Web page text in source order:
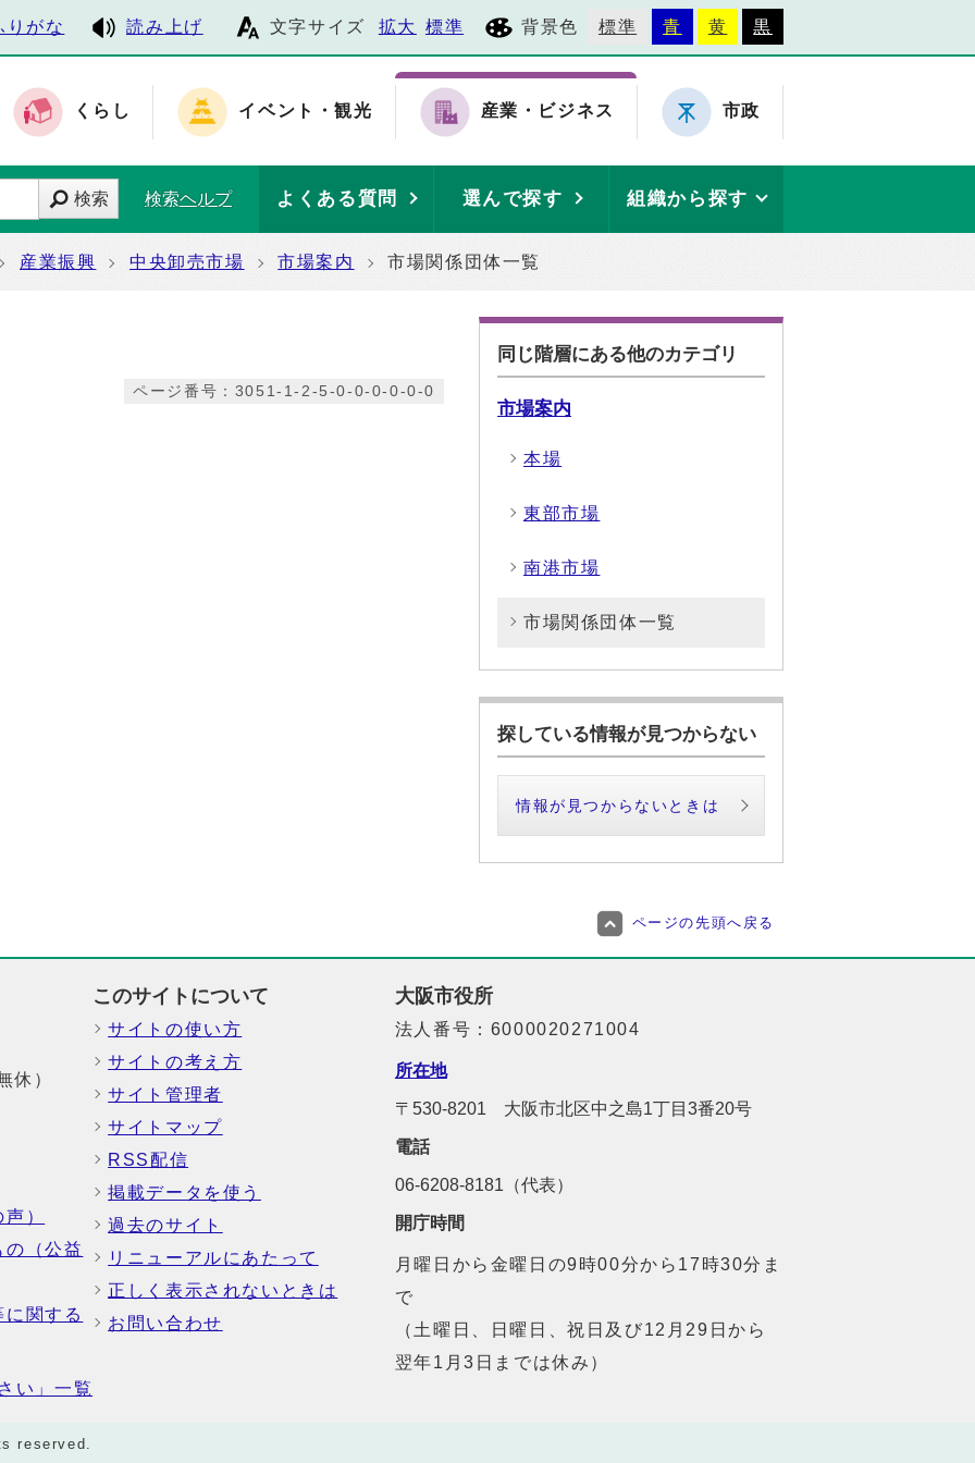
りがな 読み上げ 文字サイズ 拡大 標準 背景色 標準 青 黄 黒
くらし イベント・観光 産業・ビジネス 市政
検索 検索ヘルプ よくある質問 選んで探す 組織から探す
産業振興 中央卸売市場 市場案内 市場関係団体一覧
ページ番号：3051-1-2-5-0-0-0-0-0-0
同じ階層にある他のカテゴリ
市場案内
本場
東部市場
南港市場
市場関係団体一覧
探している情報が見つからない
情報が見つからないときは
ページの先頭へ戻る
休）
）
（公益
関する
い」一覧
このサイトについて
サイトの使い方
サイトの考え方
サイト管理者
サイトマップ
RSS配信
掲載データを使う
過去のサイト
リニューアルにあたって
正しく表示されないときは
お問い合わせ
大阪市役所
法人番号：6000020271004
所在地
〒530-8201 大阪市北区中之島1丁目3番20号
電話
06-6208-8181（代表）
開庁時間
月曜日から金曜日の9時00分から17時30分ま
で
（土曜日、日曜日、祝日及び12月29日から
翌年1月3日までは休み）
reserved.